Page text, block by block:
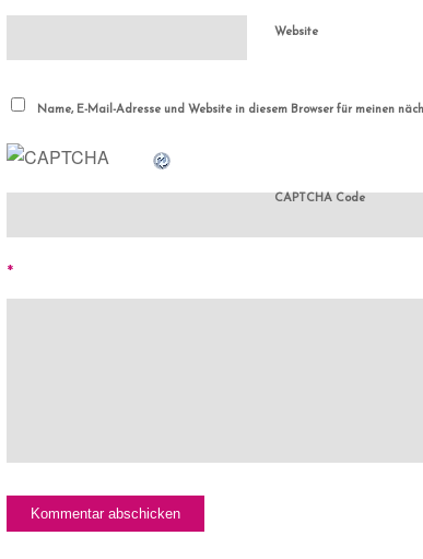
Website
Name, E-Mail-Adresse und Website in diesem Browser für meinen
CAPTCHA Code
*